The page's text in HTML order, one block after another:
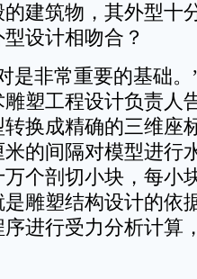
筑物，其外型十
设计相吻合？
非常重要的基础。
塑工程设计负责人
转换成精确的三维
的间隔对模型进行
个剖切小块，每小
雕塑结构设计的依
进行受力分析计算